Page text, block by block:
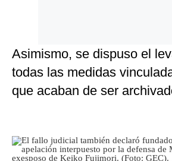
Asimismo, se dispuso el
todas las medidas
que acaban de ser